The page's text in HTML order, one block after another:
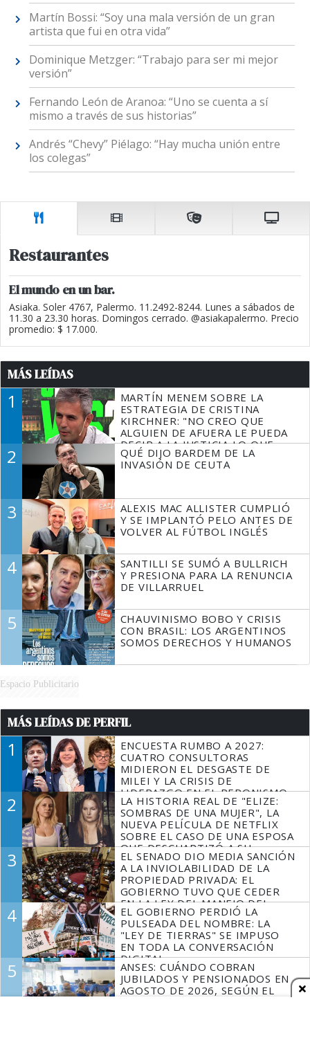
Martín Bossi: “Soy una mala versión de un gran
artista que fui en otra vida”
Dominique Metzger: “Trabajo para ser mi mejor
versión”
Fernando León de Aranoa: “Uno se cuenta a sí
mismo a través de sus historias”
Andrés “Chevy” Piélago: “Hay mucha unión entre
los colegas”
Restaurantes
El mundo en un bar.
Asiaka. Soler 4767, Palermo. 11.2492-8244. Lunes a sábados de
11.30 a 23.30 horas. Domingos cerrado. @asiakapalermo. Precio
promedio: $ 17.000.
MÁS LEÍDAS
1
MARTÍN MENEM SOBRE LA
ESTRATEGIA DE CRISTINA
KIRCHNER: "NO CREO QUE
ALGUIEN DE AFUERA LE PUEDA
DECIR A LA JUSTICIA LO QUE
TIENE QUE HACER"
2
QUÉ DIJO BARDEM DE LA
INVASIÓN DE CEUTA
3
ALEXIS MAC ALLISTER CUMPLIÓ
Y SE IMPLANTÓ PELO ANTES DE
VOLVER AL FÚTBOL INGLÉS
4
SANTILLI SE SUMÓ A BULLRICH
Y PRESIONA PARA LA RENUNCIA
DE VILLARRUEL
5
CHAUVINISMO BOBO Y CRISIS
CON BRASIL: LOS ARGENTINOS
SOMOS DERECHOS Y HUMANOS
Espacio Publicitario
MÁS LEÍDAS DE PERFIL
1
ENCUESTA RUMBO A 2027:
CUATRO CONSULTORAS
MIDIERON EL DESGASTE DE
MILEI Y LA CRISIS DE
LIDERAZGO EN EL PERONISMO
2
LA HISTORIA REAL DE "ELIZE:
SOMBRAS DE UNA MUJER", LA
NUEVA PELÍCULA DE NETFLIX
SOBRE EL CASO DE UNA ESPOSA
QUE DESCUARTIZÓ A SU
MARIDO
3
EL SENADO DIO MEDIA SANCIÓN
A LA INVIOLABILIDAD DE LA
PROPIEDAD PRIVADA: EL
GOBIERNO TUVO QUE CEDER
EN LA LEY DEL MANEJO DEL
FUEGO
4
EL GOBIERNO PERDIÓ LA
PULSEADA DEL NOMBRE: LA
"LEY DE TIERRAS" SE IMPUSO
EN TODA LA CONVERSACIÓN
DIGITAL
5
ANSES: CUÁNDO COBRAN
JUBILADOS Y PENSIONADOS EN
AGOSTO DE 2026, SEGÚN EL